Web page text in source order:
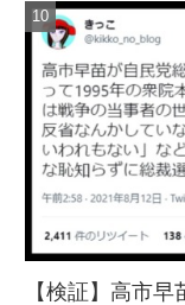
【検証】高市